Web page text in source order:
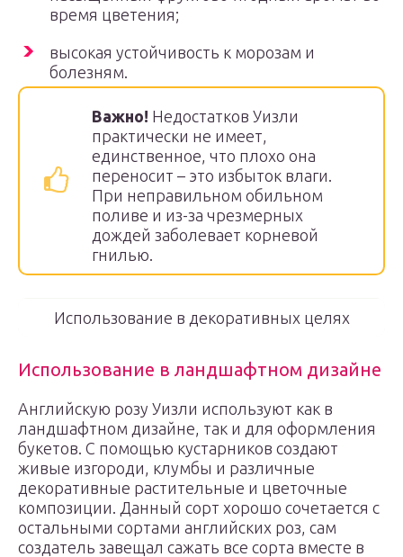
время цветения;
высокая устойчивость к морозам и
болезням.
Важно! Недостатков Уизли
практически не имеет,
единственное, что плохо она
переносит – это избыток влаги.
При неправильном обильном
поливе и из-за чрезмерных
дождей заболевает корневой
гнилью.
Использование в декоративных целях
Использование в ландшафтном дизайне
Английскую розу Уизли используют как в
ландшафтном дизайне, так и для оформления
букетов. С помощью кустарников создают
живые изгороди, клумбы и различные
декоративные растительные и цветочные
композиции. Данный сорт хорошо сочетается с
остальными сортами английских роз, сам
создатель завещал сажать все сорта вместе в